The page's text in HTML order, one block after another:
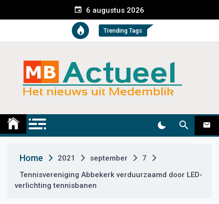
e
t
6 augustus 2026
Trending Tags
Medemblik Actueel
Home 2021 september
7
Tennisvereniging Abbekerk verduurzaamd door LED-
verlichting tennisbanen